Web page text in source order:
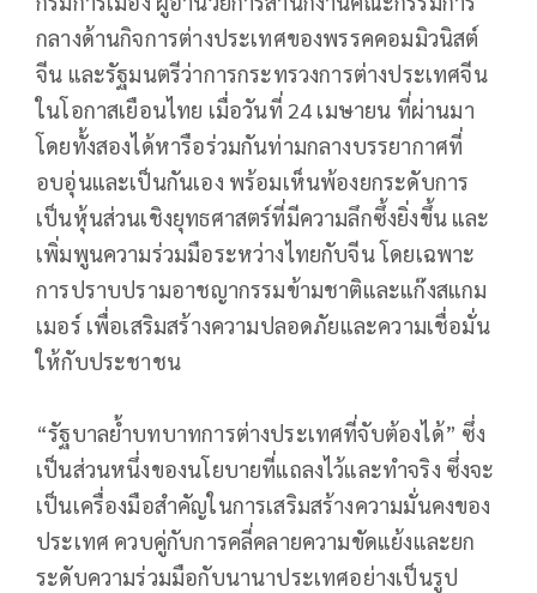
กลางด้านกิจการต่างประเทศของพรรคคอมมิวนิสต์
จีน และรัฐมนตรีว่าการกระทรวงการต่างประเทศจีน
ในโอกาสเยือนไทย เมื่อวันที่ 24 เมษายน ที่ผ่านมา
โดยทั้งสองได้หารือร่วมกันท่ามกลางบรรยากาศที่
อบอุ่นและเป็นกันเอง พร้อมเห็นพ้องยกระดับการ
เป็นหุ้นส่วนเชิงยุทธศาสตร์ที่มีความลึกซึ้งยิ่งขึ้น และ
เพิ่มพูนความร่วมมือระหว่างไทยกับจีน โดยเฉพาะ
การปราบปรามอาชญากรรมข้ามชาติและแก๊งสแกม
เมอร์ เพื่อเสริมสร้างความปลอดภัยและความเชื่อมั่น
ให้กับประชาชน
“รัฐบาลย้ำบทบาทการต่างประเทศที่จับต้องได้” ซึ่ง
เป็นส่วนหนึ่งของนโยบายที่แถลงไว้และทำจริง ซึ่งจะ
เป็นเครื่องมือสำคัญในการเสริมสร้างความมั่นคงของ
ประเทศ ควบคู่กับการคลี่คลายความขัดแย้งและยก
ระดับความร่วมมือกับนานาประเทศอย่างเป็นรูป